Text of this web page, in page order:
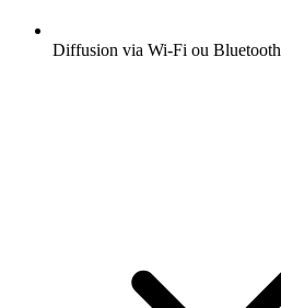
Diffusion via Wi-Fi ou Bluetooth